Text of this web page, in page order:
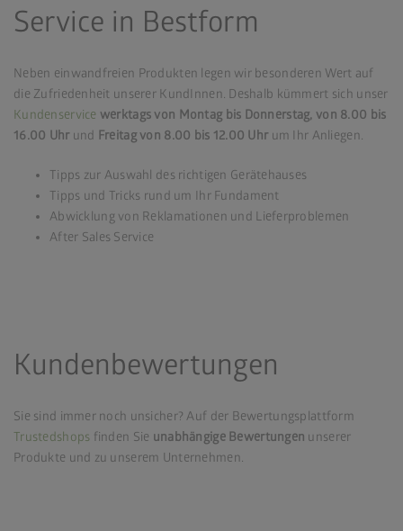
Service in Bestform
Neben einwandfreien Produkten legen wir besonderen Wert auf
die Zufriedenheit unserer KundInnen. Deshalb kümmert sich unser
Kundenservice werktags von Montag bis Donnerstag, von 8.00 bis
16.00 Uhr und Freitag von 8.00 bis 12.00 Uhr um Ihr Anliegen.
Tipps zur Auswahl des richtigen Gerätehauses
Tipps und Tricks rund um Ihr Fundament
Abwicklung von Reklamationen und Lieferproblemen
After Sales Service
Kundenbewertungen
Sie sind immer noch unsicher? Auf der Bewertungsplattform
Trustedshops finden Sie unabhängige Bewertungen unserer
Produkte und zu unserem Unternehmen.